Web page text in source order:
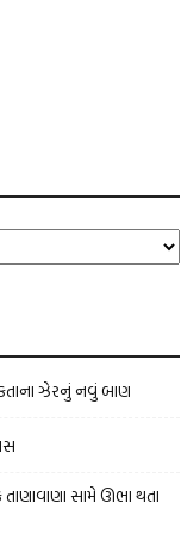
ઝેરનું નવું બાણ
સામે ઊભા થતા